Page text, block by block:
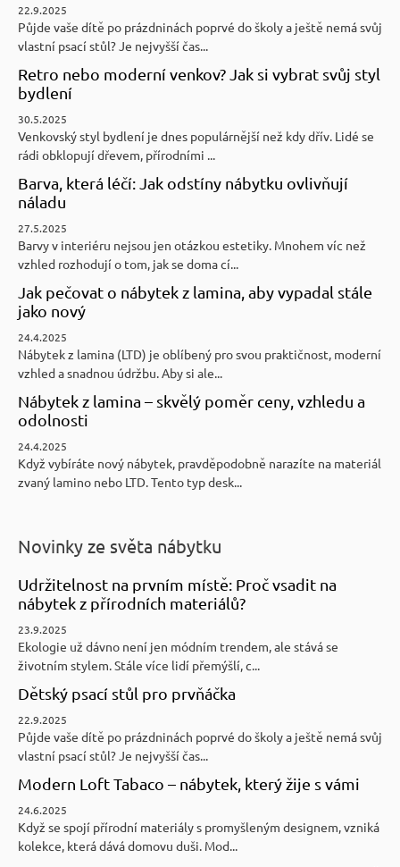
22.9.2025
Půjde vaše dítě po prázdninách poprvé do školy a ještě nemá svůj
vlastní psací stůl? Je nejvyšší čas...
Retro nebo moderní venkov? Jak si vybrat svůj styl
bydlení
30.5.2025
Venkovský styl bydlení je dnes populárnější než kdy dřív. Lidé se
rádi obklopují dřevem, přírodními ...
Barva, která léčí: Jak odstíny nábytku ovlivňují
náladu
27.5.2025
Barvy v interiéru nejsou jen otázkou estetiky. Mnohem víc než
vzhled rozhodují o tom, jak se doma cí...
Jak pečovat o nábytek z lamina, aby vypadal stále
jako nový
24.4.2025
Nábytek z lamina (LTD) je oblíbený pro svou praktičnost, moderní
vzhled a snadnou údržbu. Aby si ale...
Nábytek z lamina – skvělý poměr ceny, vzhledu a
odolnosti
24.4.2025
Když vybíráte nový nábytek, pravděpodobně narazíte na materiál
zvaný lamino nebo LTD. Tento typ desk...
Novinky ze světa nábytku
Udržitelnost na prvním místě: Proč vsadit na
nábytek z přírodních materiálů?
23.9.2025
Ekologie už dávno není jen módním trendem, ale stává se
životním stylem. Stále více lidí přemýšlí, c...
Dětský psací stůl pro prvňáčka
22.9.2025
Půjde vaše dítě po prázdninách poprvé do školy a ještě nemá svůj
vlastní psací stůl? Je nejvyšší čas...
Modern Loft Tabaco – nábytek, který žije s vámi
24.6.2025
Když se spojí přírodní materiály s promyšleným designem, vzniká
kolekce, která dává domovu duši. Mod...